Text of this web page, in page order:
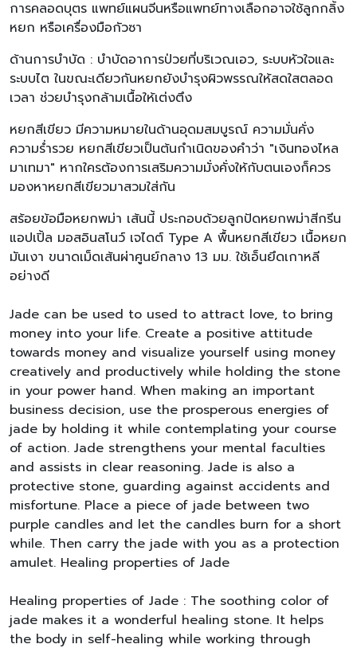
การคลอดบุตร แพทย์แผนจีนหรือแพทย์ทางเลือกอาจใช้ลูกกลิ้ง
หยก หรือเครื่องมือกัวซา
ด้านการบำบัด : บำบัดอาการป่วยที่บริเวณเอว, ระบบหัวใจและ
ระบบไต ในขณะเดียวกันหยกยังบำรุงผิวพรรณให้สดใสตลอด
เวลา ช่วยบำรุงกล้ามเนื้อให้เต่งตึง
หยกสีเขียว มีความหมายในด้านอุดมสมบูรณ์ ความมั่นคั่ง
ความร่ำรวย หยกสีเขียวเป็นต้นกำเนิดของคำว่า "เงินทองไหล
มาเทมา" หากใครต้องการเสริมความมั่งคั่งให้กับตนเองก็ควร
มองหาหยกสีเขียวมาสวมใส่กัน
สร้อยข้อมือหยกพม่า เส้นนี้ ประกอบด้วยลูกปัดหยกพม่าสีกรีน
แอปเปิ้ล มอสอินสโนว์ เจไดต์ Type A พื้นหยกสีเขียว เนื้อหยก
มันเงา ขนาดเม็ดเส้นผ่าศูนย์กลาง 13 มม. ใช้เอ็นยึดเกาหลี
อย่างดี
Jade can be used to used to attract love, to bring
money into your life. Create a positive attitude
towards money and visualize yourself using money
creatively and productively while holding the stone
in your power hand. When making an important
business decision, use the prosperous energies of
jade by holding it while contemplating your course
of action. Jade strengthens your mental faculties
and assists in clear reasoning. Jade is also a
protective stone, guarding against accidents and
misfortune. Place a piece of jade between two
purple candles and let the candles burn for a short
while. Then carry the jade with you as a protection
amulet. Healing properties of Jade
Healing properties of Jade : The soothing color of
jade makes it a wonderful healing stone. It helps
the body in self-healing while working through